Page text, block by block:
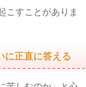
こすことがありま
に正直に答える